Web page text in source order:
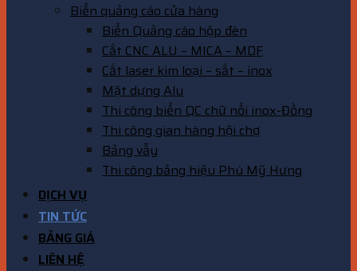
Biển quảng cáo cửa hàng
Biển Quảng cáo hộp đèn
Cắt CNC ALU – MICA – MDF
Cắt laser kim loại – sắt – inox
Mặt dựng Alu
Thi công biển QC chữ nổi inox-Đồng
Thi công gian hàng hội chợ
Bảng vẫy
Thi công bảng hiệu Phú Mỹ Hưng
DỊCH VỤ
TIN TỨC
BẢNG GIÁ
LIÊN HỆ